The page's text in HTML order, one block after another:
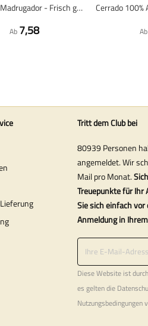
Espresso Madrugador - Frisch gerösteter Kaffee
Ab 7,58 Ab
Tritt dem Club bei
80939 Personen
angemeldet. Wir
Mail pro Monat.
Treuepunkte für Ihr
Sie sich einfach vor
Anmeldung in
Diese Website ist
es gelten die
Nutzungsbedingungen